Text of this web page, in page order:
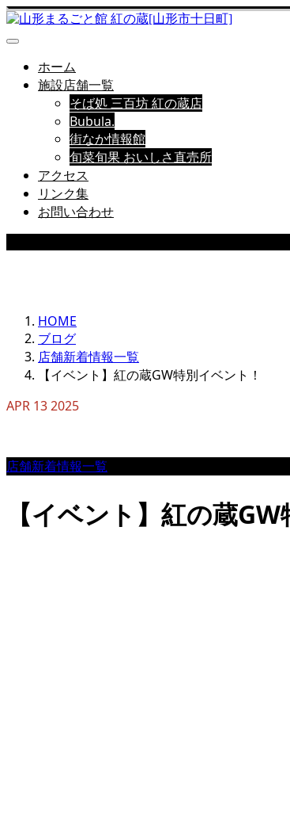
ホーム
施設店舗一覧
そば処 三百坊 紅の蔵店
Bubula.
街なか情報館
旬菜旬果 おいしさ直売所
アクセス
リンク集
お問い合わせ
HOME
ブログ
店舗新着情報一覧
【イベント】紅の蔵GW特別イベント！
APR 132025
店舗新着情報一覧
【イベント】紅の蔵